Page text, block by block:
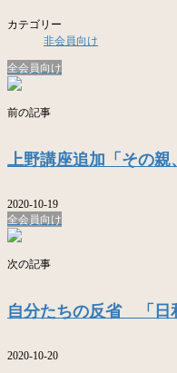
カテゴリー
非会員向け
全会員向け
前の記事
上野講座追加「その親
2020-10-19
全会員向け
次の記事
自分たちの反省 「日
2020-10-20